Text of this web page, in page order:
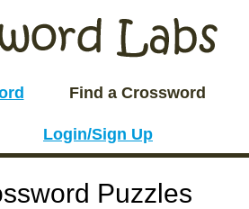
Find a Crossword
Login/Sign Up
Puzzles